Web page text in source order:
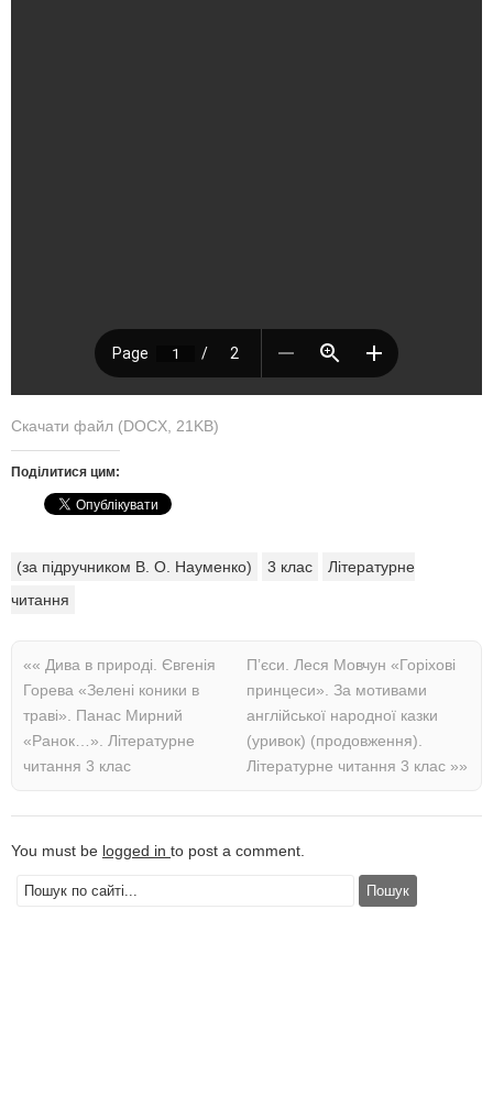
Скачати файл (DOCX, 21KB)
Поділитися цим:
(за підручником В. О. Науменко) 3 клас
Літературне
читання
«« Дива в природі. Євгенія
Горева «Зелені коники в
траві». Панас Мирний
«Ранок…». Літературне
читання 3 клас
П’єси. Леся Мовчун «Горіхові
принцеси». За мотивами
англійської народної казки
(уривок) (продовження).
Літературне читання 3 клас »»
You must be logged in to post a comment.